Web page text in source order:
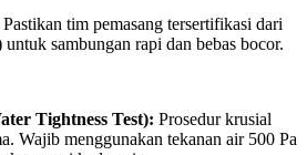
Pastikan tim pemasang tersertifikasi dari
sambungan rapi dan bebas bocor.
Tightness Test): Prosedur krusial
Wajib menggunakan tekanan air 500 Pa